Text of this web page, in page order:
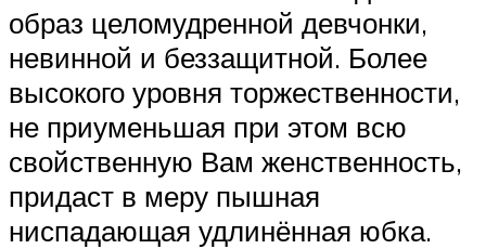
образ целомудренной девчонки,
невинной и беззащитной. Более
высокого уровня торжественности,
не приуменьшая при этом всю
свойственную Вам женственность,
придаст в меру пышная
ниспадающая удлинённая юбка.